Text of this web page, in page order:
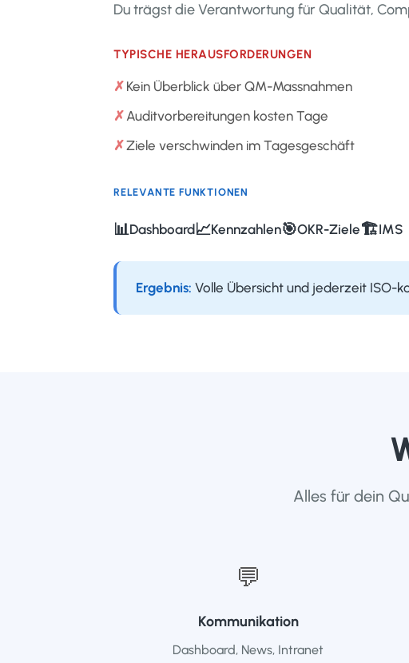
Du trägst die Verantwortung für Qualität,
TYPISCHE HERAUSFORDERUNGEN
Kein Überblick über QM-Massnahmen
Auditvorbereitungen kosten Tage
Ziele verschwinden im Tagesgeschäft
RELEVANTE FUNKTIONEN
📊Dashboard 📈Kennzahlen🎯OKR-Ziele🏗IMS
Ergebnis: Volle Übersicht und jederzeit ISO-
Alles für dein
💬
Kommunikation
Dashboard, News, Intranet